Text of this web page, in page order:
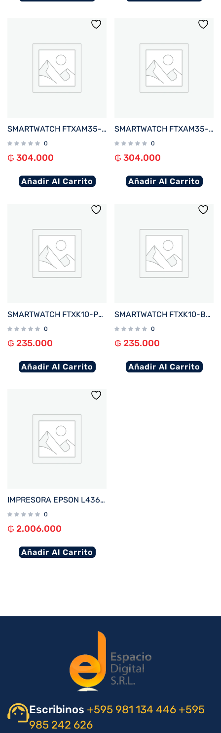
SMARTWATCH FTXAM35-RG 42MM ROSE GOLD%2FROSA ANDROID%2FIOS%2FBT%2FFREC. CARD%2FNOTIFICACIONES
0
₲ 304.000
Añadir Al Carrito
SMARTWATCH FTXAM35-GG 42MM GOLD%2FGRIS ANDROID%2FIOS%2FBT%2FFREC. CARD%2FNOTIFICACIONES
0
₲ 304.000
Añadir Al Carrito
SMARTWATCH FTXK10-PK 45MM ROSA ANDROID%2FIOS%2FBT%2FFREC. CARD%2FNOTIFICACIONES
0
₲ 235.000
Añadir Al Carrito
SMARTWATCH FTXK10-BL 45MM AZUL ANDROID%2FIOS%2FBT%2FFREC. CARD%2FNOTIFICACIONES
0
₲ 235.000
Añadir Al Carrito
IMPRESORA EPSON L4360 ECOTANK IMP%2FCOP%2FSCA%2FWIFI%2FUSB%2FBIVOLT
0
₲ 2.006.000
Añadir Al Carrito
Escribinos +595 981 134 446 +595
985 242 626